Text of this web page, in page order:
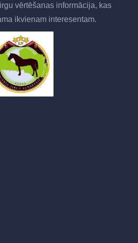
vērtēšanas informācija, kas
ikvienam interesentam.